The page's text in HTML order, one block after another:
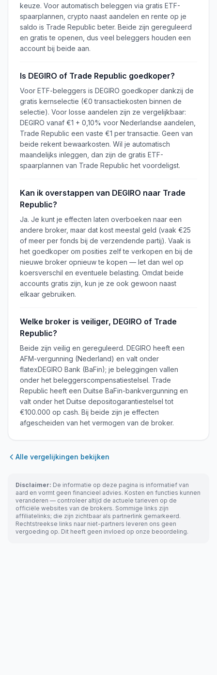
keuze. Voor automatisch beleggen via gratis ETF-
spaarplannen, crypto naast aandelen en rente op je
saldo is Trade Republic beter. Beide zijn gereguleerd
en gratis te openen, dus veel beleggers houden een
account bij beide aan.
Is DEGIRO of Trade Republic goedkoper?
Voor ETF-beleggers is DEGIRO goedkoper dankzij de
gratis kernselectie (€0 transactiekosten binnen de
selectie). Voor losse aandelen zijn ze vergelijkbaar:
DEGIRO vanaf €1 + 0,10% voor Nederlandse aandelen,
Trade Republic een vaste €1 per transactie. Geen van
beide rekent bewaarkosten. Wil je automatisch
maandelijks inleggen, dan zijn de gratis ETF-
spaarplannen van Trade Republic het voordeligst.
Kan ik overstappen van DEGIRO naar Trade
Republic?
Ja. Je kunt je effecten laten overboeken naar een
andere broker, maar dat kost meestal geld (vaak €25
of meer per fonds bij de verzendende partij). Vaak is
het goedkoper om posities zelf te verkopen en bij de
nieuwe broker opnieuw te kopen — let dan wel op
koersverschil en eventuele belasting. Omdat beide
accounts gratis zijn, kun je ze ook gewoon naast
elkaar gebruiken.
Welke broker is veiliger, DEGIRO of Trade
Republic?
Beide zijn veilig en gereguleerd. DEGIRO heeft een
AFM-vergunning (Nederland) en valt onder
flatexDEGIRO Bank (BaFin); je beleggingen vallen
onder het beleggerscompensatiestelsel. Trade
Republic heeft een Duitse BaFin-bankvergunning en
valt onder het Duitse depositogarantiestelsel tot
€100.000 op cash. Bij beide zijn je effecten
afgescheiden van het vermogen van de broker.
Alle vergelijkingen bekijken
Disclaimer: De informatie op deze pagina is informatief van
aard en vormt geen financieel advies. Kosten en functies kunnen
veranderen — controleer altijd de actuele tarieven op de
officiële websites van de brokers. Sommige links zijn
affiliatelinks; die zijn zichtbaar als partnerlink gemarkeerd.
Rechtstreekse links naar niet-partners leveren ons geen
vergoeding op. Dit heeft geen invloed op onze beoordeling.